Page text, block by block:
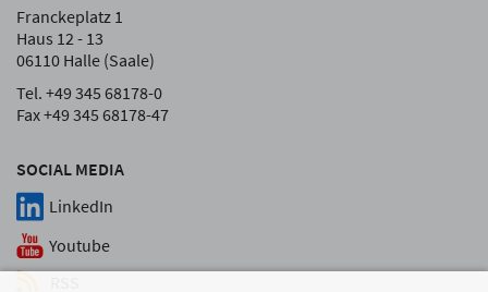
SOCIAL MEDIA
LinkedIn
Youtube
Franckeplatz 1
Haus 12 - 13
06110 Halle (Saale)
Tel. +49 345 68178-0
Fax +49 345 68178-47